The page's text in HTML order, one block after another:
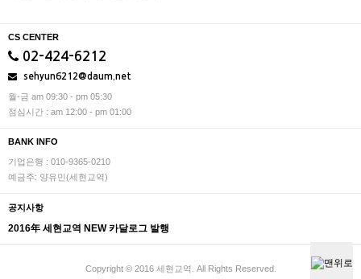
CS CENTER
02-424-6212
sehyun6212@daum.net
월-금 am 09:30 - pm 05:30
점심시간 : am 12:00 - pm 01:00
BANK INFO
기업은행 : 010-9365-0210
예금주: 양유민(세현교역)
공지사항
2016年 세현교역 NEW 카달로그 발행
Copyright © 2016 세현교역. All Rights Reserved.